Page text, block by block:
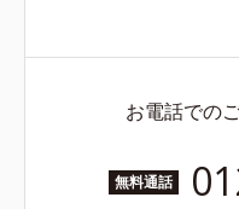
お電話での
無料通話